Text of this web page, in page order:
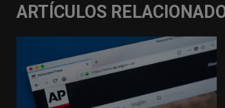
ARTÍCULOS